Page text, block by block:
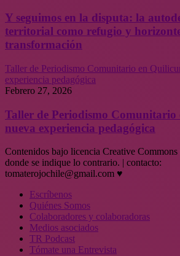
Y seguimos en la disputa: la
territorial como refugio y
transformación
Taller de Periodismo Comunitario en
experiencia pedagógica
Febrero 27, 2026
Taller de Periodismo
nueva experiencia pedagógica
Contenidos bajo licencia Creative
donde se indique lo contrario. | contacto:
tomaterojochile@gmail.com ♥
Escríbenos
Quiénes Somos
Colaboradores y colaboradoras
Medios asociados
TR Podcast
Tómate una Entrevista